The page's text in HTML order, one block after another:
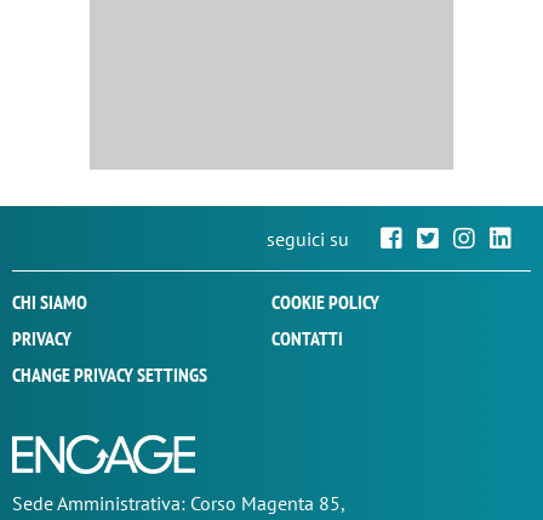
seguici su
CHI SIAMO
COOKIE POLICY
PRIVACY
CONTATTI
CHANGE PRIVACY SETTINGS
SedeAmministrativa: Corso Magenta 85,